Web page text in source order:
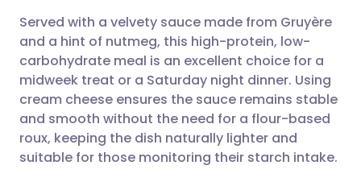
X के माध्यम से साझा करें
WhatsApp के माध्यम से साझा
करें
लिंक कॉपी करें
🇮🇳 हिन्दी 🇮🇱 עברית
🇸🇦 عربي 🇸🇪 Svenska
Served with a velvety sauce made from Gruyère
and a hint of nutmeg, this high-protein, low-
carbohydrate meal is an excellent choice for a
midweek treat or a Saturday night dinner. Using
cream cheese ensures the sauce remains stable
and smooth without the need for a flour-based
roux, keeping the dish naturally lighter and
suitable for those monitoring their starch intake.